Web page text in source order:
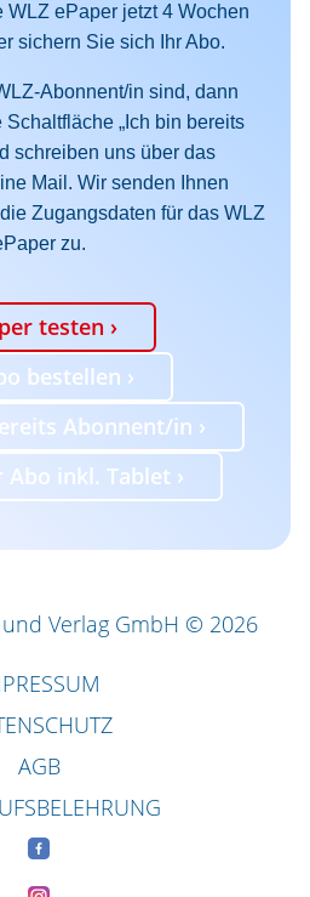
WLZ ePaper jetzt 4 Wochen
sichern Sie sich Ihr Abo.
Abonnent/in sind, dann
„Ich bin bereits
schreiben uns über das
Mail. Wir senden Ihnen
Zugangsdaten für das WLZ
zu.
testen ›
bestellen ›
Abonnent/in ›
Abo inkl. Tablet ›
Verlag GmbH © 2026
AGB